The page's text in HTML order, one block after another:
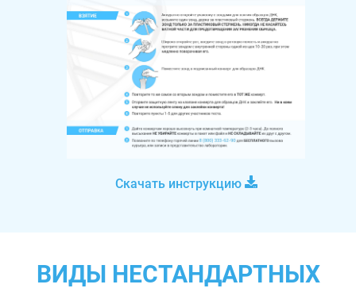
Скачать инструкцию
ВИДЫ НЕСТАНДАРТНЫХ